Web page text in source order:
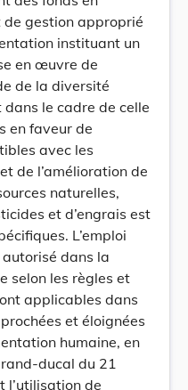
gestion approprié
instituant un
en œuvre de
de la diversité
le cadre de celle
en faveur de
avec les
de l’amélioration de
naturelles,
et d’engrais est
L’emploi
dans la
selon les règles et
applicables dans
et éloignées
humaine, en
ducal du 21
l’utilisation de